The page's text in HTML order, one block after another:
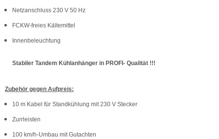
Netzanschluss 230 V 50 Hz
FCKW-freies Kältemittel
Innenbeleuchtung
Stabiler Tandem Kühlanhänger in PROFI- Qualität !!!
Zubehör gegen Aufpreis:
10 m Kabel für Standkühlung mit 230 V Stecker
Zurrleisten
100 km/h-Umbau mit Gutachten